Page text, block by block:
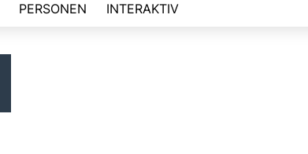
PERSONEN INTERAKTIV